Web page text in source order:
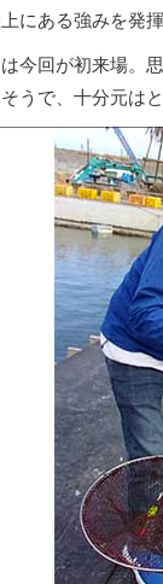
にある強みを発
今回が初来場。
うで、十分元は